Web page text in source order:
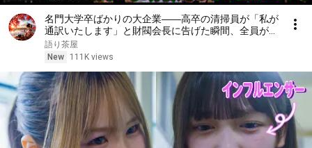
名門大学卒ばかりの大企業――高卒の清掃員が「私が
通訳いたします」と財閥会長に告げた瞬間、全員が嘲
笑した。しかし5分後、その場は静まり返った。#動
エピソード#老後の物語 #家族の物語
語り茶屋
New
111K views